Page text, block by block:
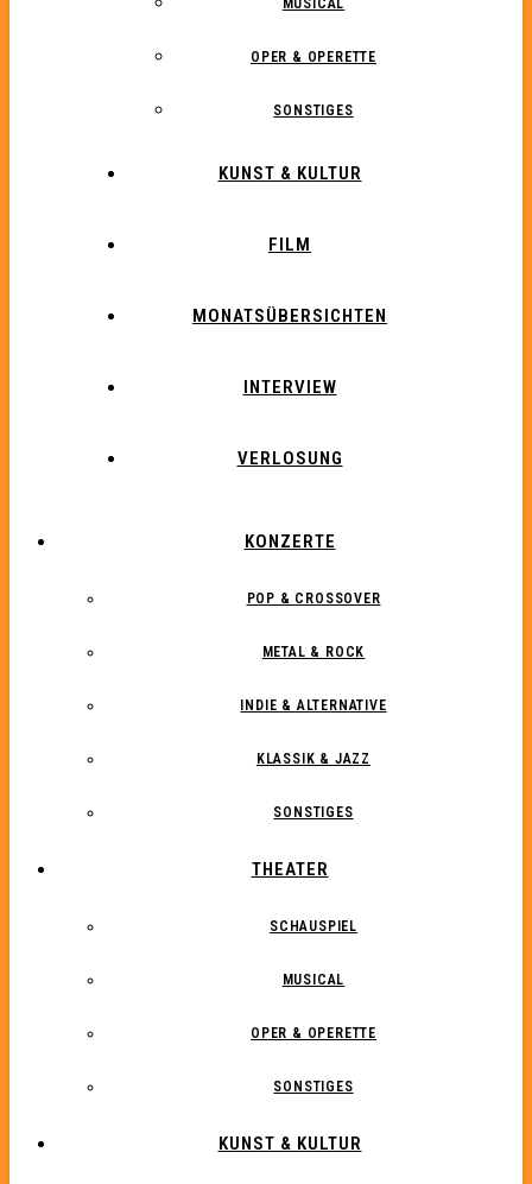
MUSICAL
OPER & OPERETTE
SONSTIGES
KUNST & KULTUR
FILM
MONATSÜBERSICHTEN
INTERVIEW
VERLOSUNG
KONZERTE
POP & CROSSOVER
METAL & ROCK
INDIE & ALTERNATIVE
KLASSIK & JAZZ
SONSTIGES
THEATER
SCHAUSPIEL
MUSICAL
OPER & OPERETTE
SONSTIGES
KUNST & KULTUR